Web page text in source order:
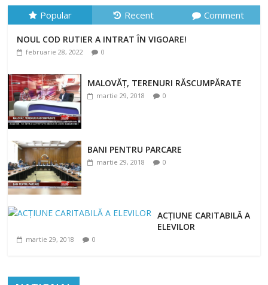
NOUL COD RUTIER A INTRAT ÎN VIGOARE!
februarie 28, 2022 0
Popular Recent Comment
NOUL COD RUTIER A INTRAT ÎN VIGOARE!
februarie 28, 2022 0
MALOVĂȚ, TERENURI RĂSCUMPĂRATE
martie 29, 2018 0
BANI PENTRU PARCARE
martie 29, 2018 0
ACȚIUNE CARITABILĂ A
ELEVILOR
martie 29, 2018 0